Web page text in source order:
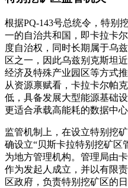
根据PQ-143号总统令，特别
一的自治共和国，即卡拉卡
度自治权，同时长期属于乌
区之一，因此乌兹别克斯坦
经济及特殊产业园区等方式
从资源禀赋看，卡拉卡尔帕
低，具备发展大型能源基础
更适合承载高能耗的数据中
监管机制上，在设立特别挖
确设立“贝斯卡拉特别挖矿区
为地方管理机构。管理局由
作为发起人成立，并以有限
区政府，负责特别挖矿区的